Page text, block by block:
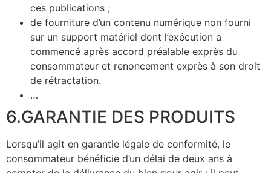
ces publications ;
de fourniture d’un contenu numérique non fourni
sur un support matériel dont l’exécution a
commencé après accord préalable exprès du
consommateur et renoncement exprès à son droit
de rétractation.
…
6.GARANTIE DES PRODUITS
Lorsqu’il agit en garantie légale de conformité, le
consommateur bénéficie d’un délai de deux ans à